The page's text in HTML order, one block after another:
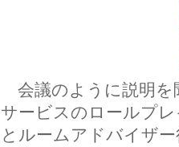
会議のように説明を
サービスのロールプ
とルームアドバイザ